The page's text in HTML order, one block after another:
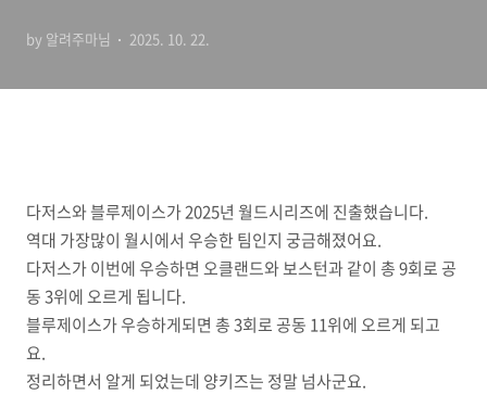
by 알려주마님 2025. 10. 22.
다저스와 블루제이스가 2025년 월드시리즈에 진출했습니다.
역대 가장많이 월시에서 우승한 팀인지 궁금해졌어요.
다저스가 이번에 우승하면 오클랜드와 보스턴과 같이 총 9회로 공
동 3위에 오르게 됩니다.
블루제이스가 우승하게되면 총 3회로 공동 11위에 오르게 되고
요.
정리하면서 알게 되었는데 양키즈는 정말 넘사군요.